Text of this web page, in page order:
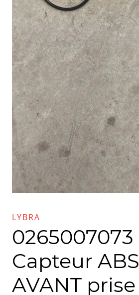
LYBRA
0265007073
Capteur ABS
AVANT prise